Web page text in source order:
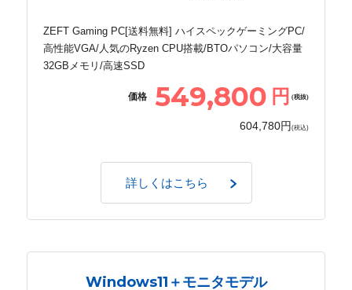
ZEFT Gaming PC[送料無料] ハイスペックゲーミングPC/
高性能VGA/人気のRyzen CPU搭載/BTOパソコン/大容量
32GBメモリ/高速SSD
価格 549,800 円 (税抜)
604,780円 (税込)
詳しくはこちら
Windows11＋モニタモデル